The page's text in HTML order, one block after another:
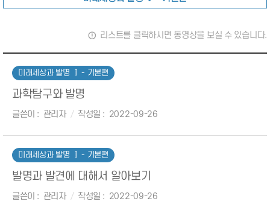
리스트를 클릭하시면 동영상을 보실 수 있습니다.
미래세상과 발명 Ⅰ - 기본편
과학탐구와 발명
글쓴이 관리자 작성일 2022-09-26
미래세상과 발명 Ⅰ - 기본편
발명과 발견에 대해서 알아보기
글쓴이 관리자 작성일 2022-09-26